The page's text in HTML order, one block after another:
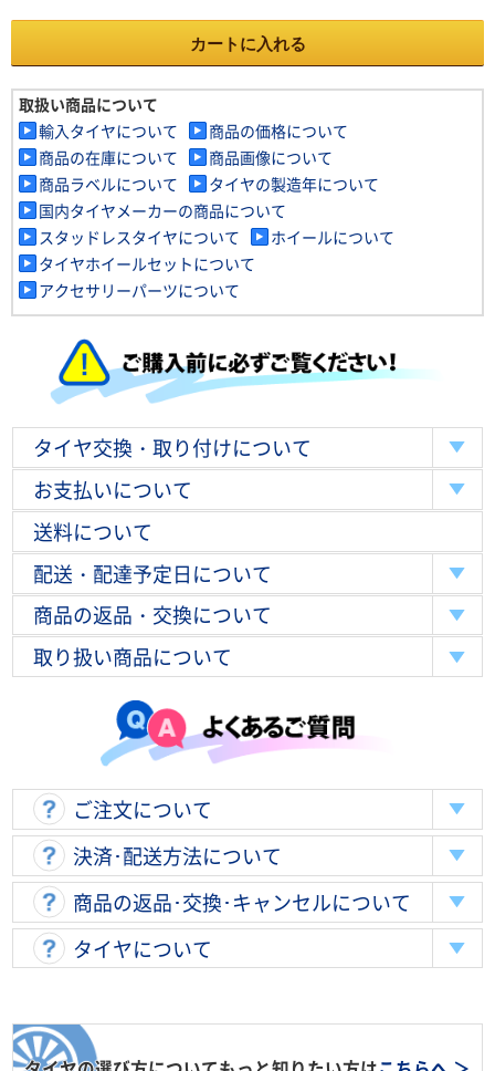
カートに入れる
取扱い商品について
輸入タイヤについて
商品の価格について
商品の在庫について
商品画像について
商品ラベルについて
タイヤの製造年について
国内タイヤメーカーの商品について
スタッドレスタイヤについて
ホイールについて
タイヤホイールセットについて
アクセサリーパーツについて
タイヤ交換・取り付けについて
お支払いについて
送料について
配送・配達予定日について
商品の返品・交換について
取り扱い商品について
ご注文について
決済･配送方法について
商品の返品･交換･キャンセルについて
タイヤについて